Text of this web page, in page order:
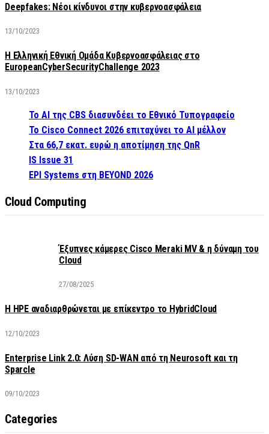
Deepfakes: Νέοι κίνδυνοι στην κυβερνοασφάλεια
13/10/2023
Η Ελληνική Εθνική Ομάδα Κυβερνοασφάλειας στο
EuropeanCyberSecurityChallenge 2023
13/10/2023
Το AI της CBS διασυνδέει το Εθνικό Τυπογραφείο
Το Cisco Connect 2026 επιταχύνει το AI μέλλον
Στα 66,7 εκατ. ευρώ η αποτίμηση της QnR
IS Issue 31
EPI Systems στη BEYOND 2026
Cloud Computing
Έξυπνες κάμερες Cisco Meraki MV & η δύναμη του
Cloud
27/08/2025
H HPE αναδιαρθρώνεται με επίκεντρο το HybridCloud
12/10/2023
Enterprise Link 2.0: Λύση SD-WAN από τη Neurosoft και τη
Sparcle
09/10/2023
Categories